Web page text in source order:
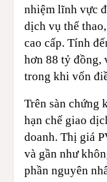
nhiệm lĩnh vực
dịch vụ thể
cao cấp. Tính
hơn 88 tỷ đồng,
trong khi vốn
Trên sàn chứng
hạn chế giao
doanh. Thị giá
và gần như
phần nguyên